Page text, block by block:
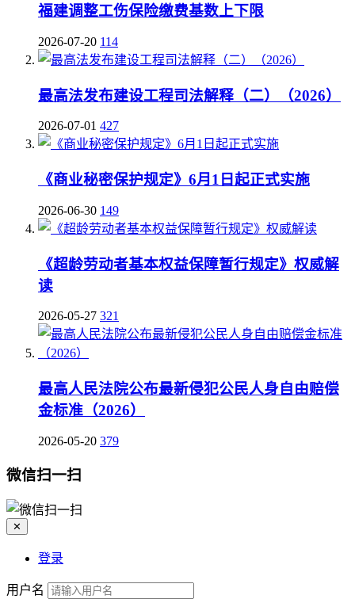
福建调整工伤保险缴费基数上下限
2026-07-20 114
最高法发布建设工程司法解释（二）（2026）
2026-07-01 427
《商业秘密保护规定》6月1日起正式实施
2026-06-30 149
《超龄劳动者基本权益保障暂行规定》权威解
读
2026-05-27 321
最高人民法院公布最新侵犯公民人身自由赔偿
金标准（2026）
2026-05-20 379
微信扫一扫
✕
登录
用户名